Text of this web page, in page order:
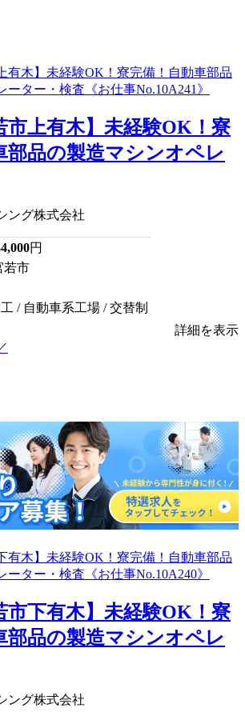
市上有木】未経験OK！寮
部品の製造マシンオペレ
ング株式会社
円
若市
/ 自動車系工場 / 交替制
詳細を表示
市下有木】未経験OK！寮
部品の製造マシンオペレ
ング株式会社